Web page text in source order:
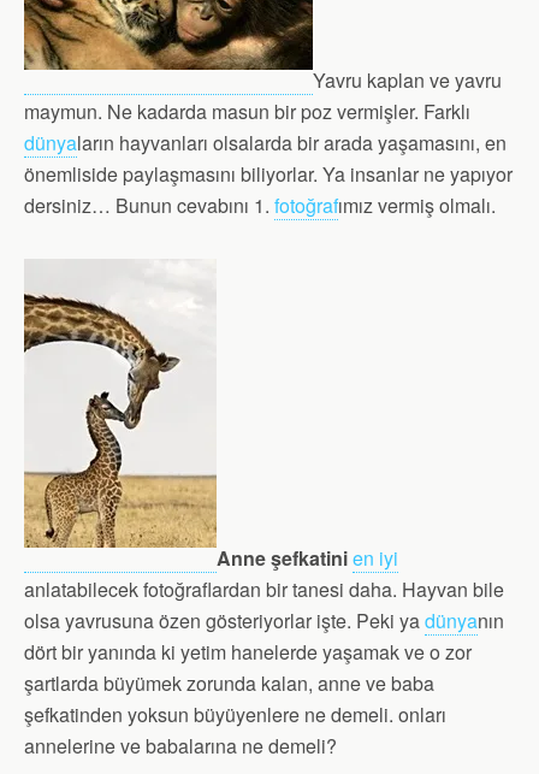
Yavru kaplan ve yavru
maymun. Ne kadarda masun bir poz vermişler. Farklı
dünyaların hayvanları olsalarda bir arada yaşamasını, en
önemliside paylaşmasını biliyorlar. Ya insanlar ne yapıyor
dersiniz… Bunun cevabını 1. fotoğrafımız vermiş olmalı.
Anne şefkatinien iyi
anlatabilecek fotoğraflardan bir tanesi daha. Hayvan bile
olsa yavrusuna özen gösteriyorlar işte. Peki yadünyanın
dört bir yanında ki yetim hanelerde yaşamak ve o zor
şartlarda büyümek zorunda kalan, anne ve baba
şefkatinden yoksun büyüyenlere ne demeli. onları
annelerine ve babalarına ne demeli?